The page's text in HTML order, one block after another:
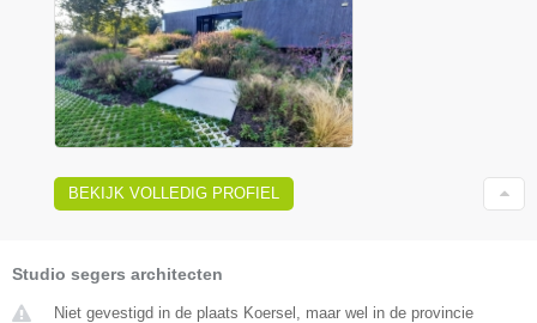
BEKIJK VOLLEDIG PROFIEL
Studio segers architecten
Niet gevestigd in de plaats Koersel, maar wel in de provincie